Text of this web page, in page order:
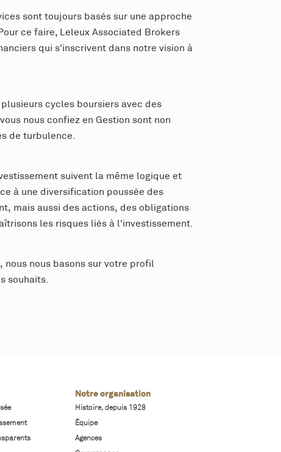
sont toujours basés sur une approche
ce faire, Leleux Associated Brokers
qui s'inscrivent dans notre vision à
cycles boursiers avec des
nous confiez en Gestion sont non
de turbulence.
suivent la même logique et
à une diversification poussée des
mais aussi des actions, des obligations
les risques liés à l'investissement.
nous basons sur votre profil
souhaits.
Notre organisation
Histoire, depuis 1928
Équipe
Agences